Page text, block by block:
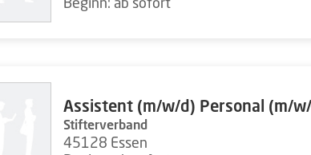
Assistent (m/w/d) Personal (m/
Stifterverband
45128 Essen